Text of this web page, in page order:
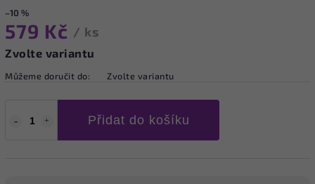
–10 %
579 Kč / ks
Zvolte variantu
Můžeme doručit do: Zvolte variantu
Přidat do košíku